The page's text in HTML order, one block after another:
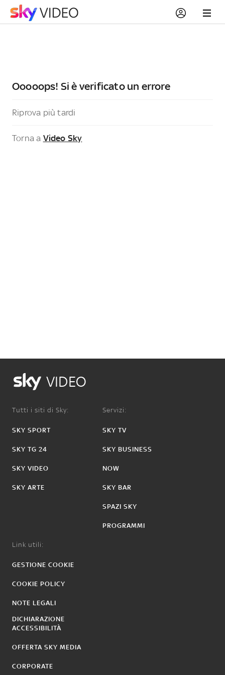
Ooooops! Si è verificato un errore
Riprova più tardi
Torna a Video Sky
VIDEO
Tutti i siti di Sky:
SKY SPORT
SKY TG 24
SKY VIDEO
SKY ARTE
Servizi:
SKY TV
SKY BUSINESS
NOW
SKY BAR
SPAZI SKY
PROGRAMMI
Link utili:
GESTIONE COOKIE
COOKIE POLICY
NOTE LEGALI
DICHIARAZIONE
ACCESSIBILITÀ
OFFERTA SKY MEDIA
CORPORATE